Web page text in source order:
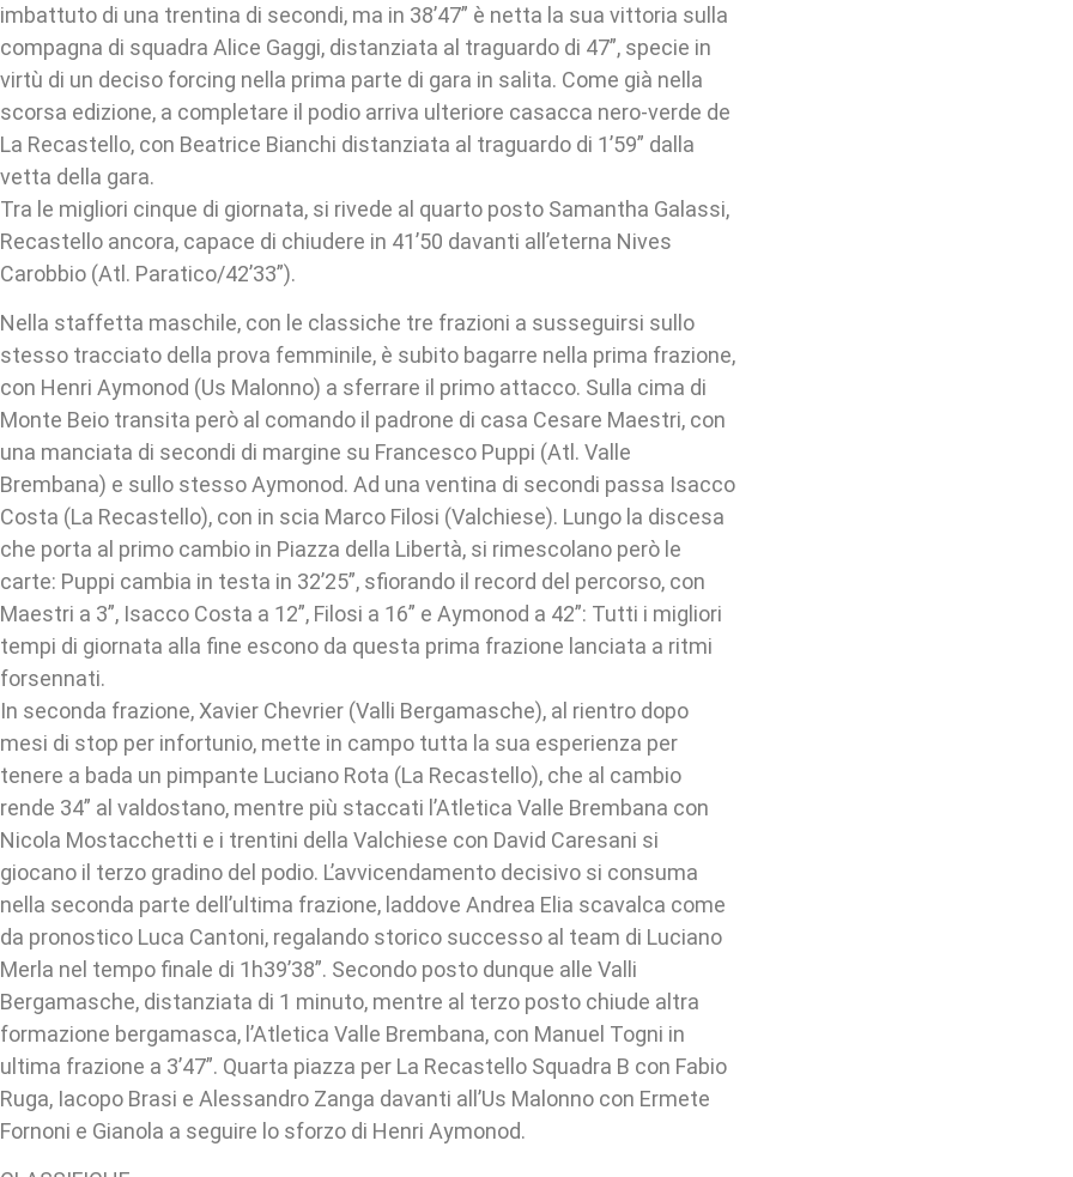
imbattuto di una trentina di secondi, ma in 38’47” è netta la sua vittoria sulla
compagna di squadra Alice Gaggi, distanziata al traguardo di 47”, specie in
virtù di un deciso forcing nella prima parte di gara in salita. Come già nella
scorsa edizione, a completare il podio arriva ulteriore casacca nero-verde de
La Recastello, con Beatrice Bianchi distanziata al traguardo di 1’59” dalla
vetta della gara.
Tra le migliori cinque di giornata, si rivede al quarto posto Samantha Galassi,
Recastello ancora, capace di chiudere in 41’50 davanti all’eterna Nives
Carobbio (Atl. Paratico/42’33”).
Nella staffetta maschile, con le classiche tre frazioni a susseguirsi sullo
stesso tracciato della prova femminile, è subito bagarre nella prima frazione,
con Henri Aymonod (Us Malonno) a sferrare il primo attacco. Sulla cima di
Monte Beio transita però al comando il padrone di casa Cesare Maestri, con
una manciata di secondi di margine su Francesco Puppi (Atl. Valle
Brembana) e sullo stesso Aymonod. Ad una ventina di secondi passa Isacco
Costa (La Recastello), con in scia Marco Filosi (Valchiese). Lungo la discesa
che porta al primo cambio in Piazza della Libertà, si rimescolano però le
carte: Puppi cambia in testa in 32’25”, sfiorando il record del percorso, con
Maestri a 3”, Isacco Costa a 12”, Filosi a 16” e Aymonod a 42”: Tutti i migliori
tempi di giornata alla fine escono da questa prima frazione lanciata a ritmi
forsennati.
In seconda frazione, Xavier Chevrier (Valli Bergamasche), al rientro dopo
mesi di stop per infortunio, mette in campo tutta la sua esperienza per
tenere a bada un pimpante Luciano Rota (La Recastello), che al cambio
rende 34” al valdostano, mentre più staccati l’Atletica Valle Brembana con
Nicola Mostacchetti e i trentini della Valchiese con David Caresani si
giocano il terzo gradino del podio. L’avvicendamento decisivo si consuma
nella seconda parte dell’ultima frazione, laddove Andrea Elia scavalca come
da pronostico Luca Cantoni, regalando storico successo al team di Luciano
Merla nel tempo finale di 1h39’38”. Secondo posto dunque alle Valli
Bergamasche, distanziata di 1 minuto, mentre al terzo posto chiude altra
formazione bergamasca, l’Atletica Valle Brembana, con Manuel Togni in
ultima frazione a 3’47”. Quarta piazza per La Recastello Squadra B con Fabio
Ruga, Iacopo Brasi e Alessandro Zanga davanti all’Us Malonno con Ermete
Fornoni e Gianola a seguire lo sforzo di Henri Aymonod.